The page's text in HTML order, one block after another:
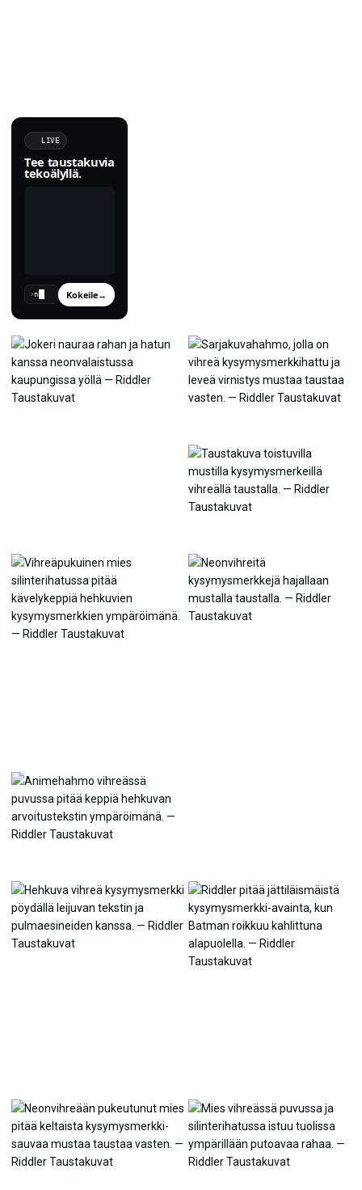
LIVE
Tee taustakuvia
tekoälyllä.
› Kokeile